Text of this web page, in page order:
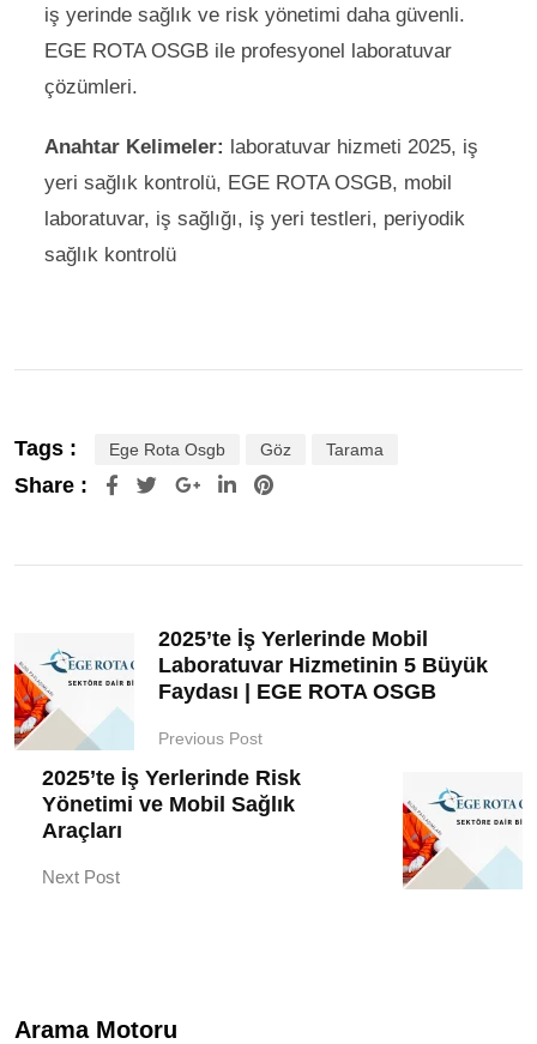
iş yerinde sağlık ve risk yönetimi daha güvenli.
EGE ROTA OSGB ile profesyonel laboratuvar
çözümleri.
Anahtar Kelimeler: laboratuvar hizmeti 2025, iş
yeri sağlık kontrolü, EGE ROTA OSGB, mobil
laboratuvar, iş sağlığı, iş yeri testleri, periyodik
sağlık kontrolü
Tags : Ege Rota Osgb Göz Tarama
Share :
2025’te İş Yerlerinde Mobil
Laboratuvar Hizmetinin 5 Büyük
Faydası | EGE ROTA OSGB
Previous Post
2025’te İş Yerlerinde Risk
Yönetimi ve Mobil Sağlık
Araçları
Next Post
Arama Motoru